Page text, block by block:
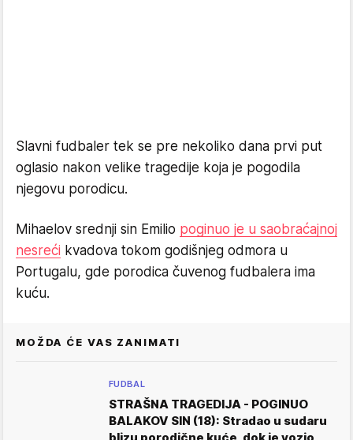
Slavni fudbaler tek se pre nekoliko dana prvi put
oglasio nakon velike tragedije koja je pogodila
njegovu porodicu.
Mihaelov srednji sin Emilio poginuo je u saobraćajnoj
nesreći kvadova tokom godišnjeg odmora u
Portugalu, gde porodica čuvenog fudbalera ima
kuću.
MOŽDA ĆE VAS ZANIMATI
FUDBAL
STRAŠNA TRAGEDIJA - POGINUO
BALAKOV SIN (18): Stradao u sudaru